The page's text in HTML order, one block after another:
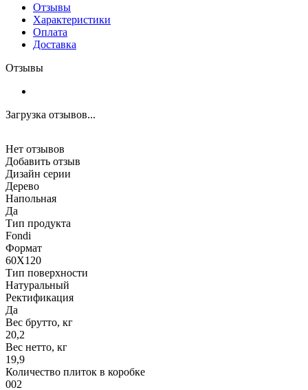
Отзывы
Характеристики
Оплата
Доставка
Отзывы
Загрузка отзывов...
Нет отзывов
Добавить отзыв
Дизайн серии
Дерево
Напольная
Да
Тип продукта
Fondi
Формат
60X120
Тип поверхности
Натуральный
Ректификация
Да
Вес брутто, кг
20,2
Вес нетто, кг
19,9
Количество плиток в коробке
002